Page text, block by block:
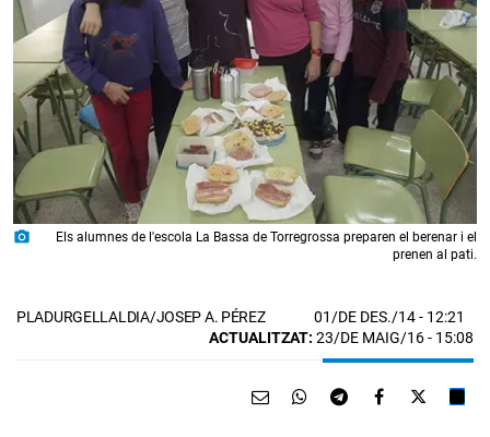
photo_camera
Els alumnes de l'escola La Bassa de Torregrossa preparen el berenar i el
prenen al pati.
PLADURGELLALDIA/JOSEP A. PÉREZ 01/DE DES./14- 12:21
ACTUALITZAT: 23/DE MAIG/16 - 15:08